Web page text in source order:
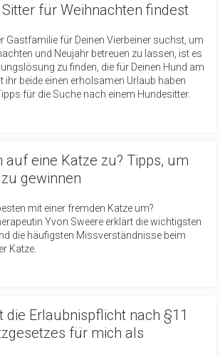
für Weihnachten findest
Gastfamilie für Deinen Vierbeiner suchst, um
und Neujahr betreuen zu lassen, ist es
zu finden, die für Deinen Hund am
ihr beide einen erholsamen Urlaub haben
für die Suche nach einem Hundesitter.
auf eine Katze zu? Tipps, um
gewinnen
mit einer fremden Katze um?
Yvon Sweere erklärt die wichtigsten
die häufigsten Missverständnisse beim
Katze.
die Erlaubnispflicht nach §11
für mich als